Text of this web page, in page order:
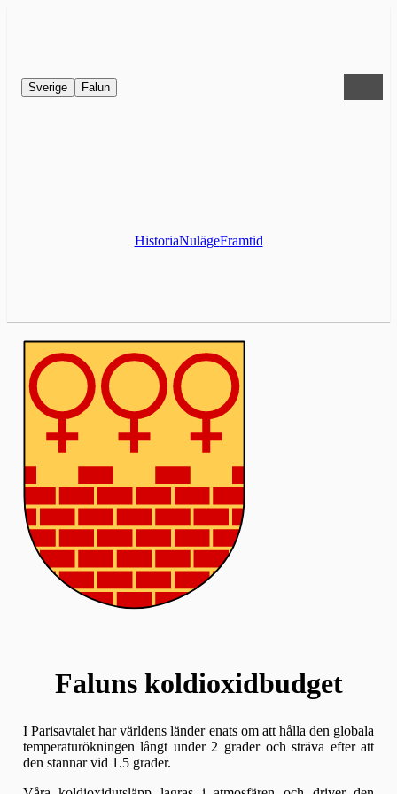
Sverige Falun
HistoriaNulägeFramtid
Faluns koldioxidbudget
I Parisavtalet har världens länder enats om att hålla den globala
temperaturökningen långt under 2 grader och sträva efter att
den stannar vid 1.5 grader.